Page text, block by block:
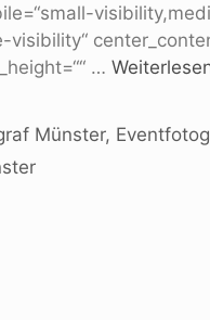
visibility“
…
Münster,